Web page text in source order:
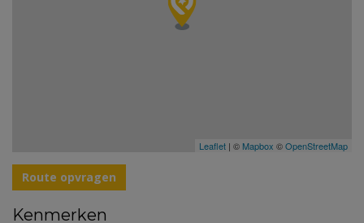
Leaflet | © Mapbox ©OpenStreetMap
Route opvragen
Kenmerken